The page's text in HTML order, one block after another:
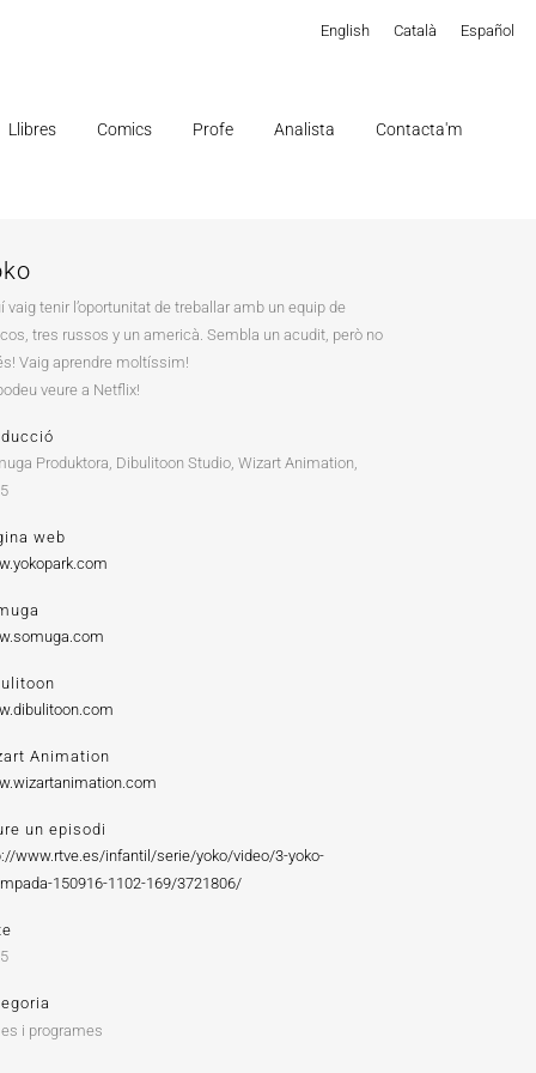
English Català Español
Llibres Comics Profe Analista Contacta'm
vaig tenir l’oportunitat de treballar amb un equip de
tres russos y un americà. Sembla un acudit, però no
Vaig aprendre moltíssim!
veure a Netflix!
Produktora, Dibulitoon Studio, Wizart Animation,
web
Animation
un episodi
www.rtve.es/infantil/serie/yoko/video/3-yoko-
150916-1102-169/3721806/
i programes